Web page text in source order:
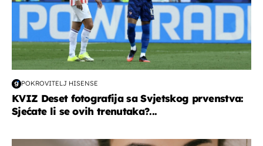
POKROVITELJ HISENSE
KVIZ Deset fotografija sa Svjetskog prvenstva:
Sjećate li se ovih trenutaka?...